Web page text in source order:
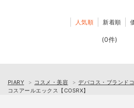
人気順 新着順
(0件)
PIARY コスメ・美容
デパコス・ブランド
コスアールエックス【COSRX】